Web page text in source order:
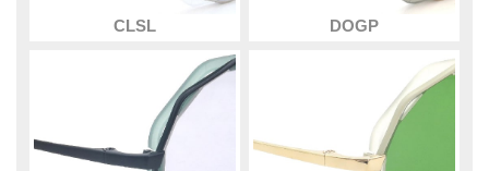
CLSL DOGP